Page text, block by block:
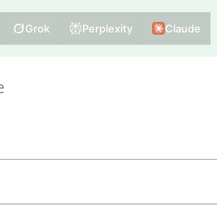
Grok Perplexity Claude